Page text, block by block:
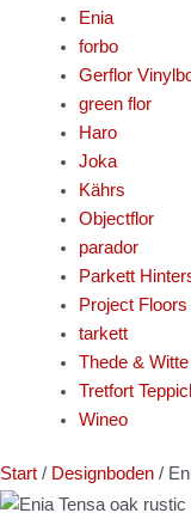
Enia
forbo
Gerflor
green flor
Haro
Joka
Kährs
Objectflor
parador
Parkett
Project Floors
tarkett
Thede & Witte
Tretfort
Wineo
Start / Designboden /